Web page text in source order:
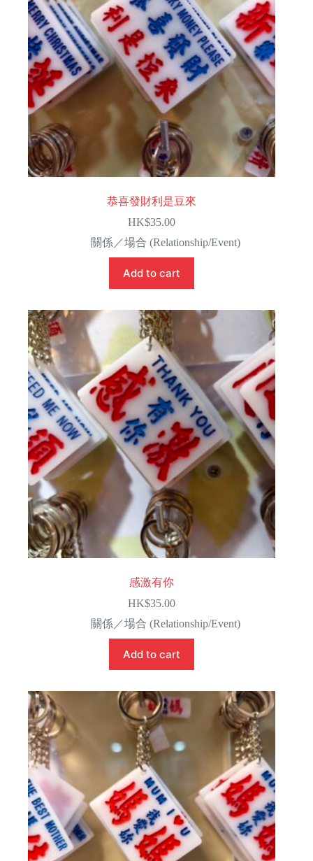
恭喜發財利是豆來
HK$35.00
關係／場合 (Relationship/Event)
Add to cart
感激有你
HK$35.00
關係／場合 (Relationship/Event)
Add to cart